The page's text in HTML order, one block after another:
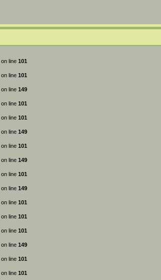
on line 101
on line 101
on line 149
on line 101
on line 101
on line 149
on line 101
on line 149
on line 101
on line 149
on line 101
on line 101
on line 101
on line 149
on line 101
on line 101